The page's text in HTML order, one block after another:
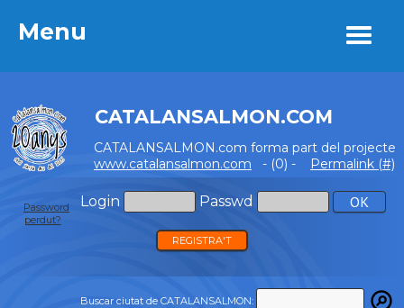
Menu
CATALANSALMON.COM
CATALANSALMON.com forma part del projecte
www.catalansalmon.com - (0) - Permalink (#)
Login Passwd
Password
perdut?
REGISTRA'T
Buscar ciutat de CATALANSALMON:
Menu